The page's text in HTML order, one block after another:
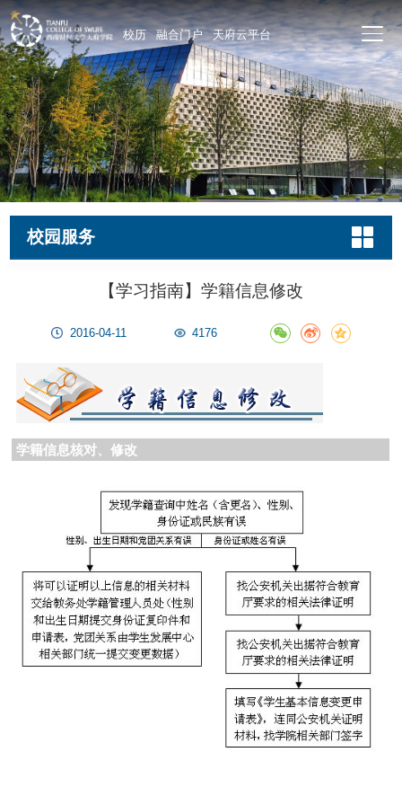
校历 融合门户 天府云平台
校园服务
【学习指南】学籍信息修改
2016-04-11 4176
学籍信息核对、修改